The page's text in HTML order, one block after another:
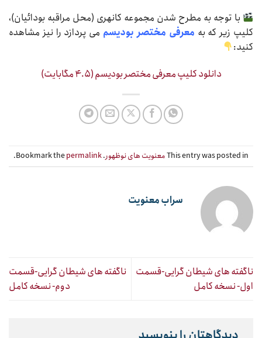
با توجه به مطرح شدن مجموعه کانهری (محل مراقبه بودائیان)،
کلیپ زیر که به معرفی مختصر بودیسم می پردازد را نیز مشاهده
کنید:
دانلود کلیپ معرفی مختصر بودیسم (۴.۵ مگابایت)
This entry was posted inمعنویت های نوظهور. Bookmark the
permalink
.
سراب معنویت
ناگفته های شیطان گرایی-قسمت
اول- نسخه کامل
ناگفته های شیطان گرایی-قسمت
دوم- نسخه کامل